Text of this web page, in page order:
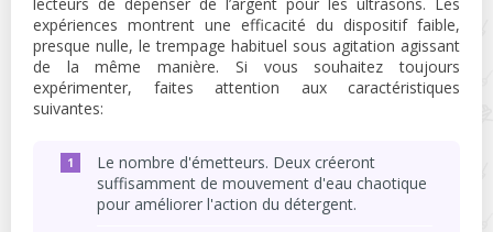
expériences montrent une efficacité du dispositif faible,
presque nulle, le trempage habituel sous agitation agissant
de la même manière. Si vous souhaitez toujours
expérimenter, faites attention aux caractéristiques
suivantes:
Le nombre d'émetteurs. Deux créeront
suffisamment de mouvement d'eau chaotique
pour améliorer l'action du détergent.